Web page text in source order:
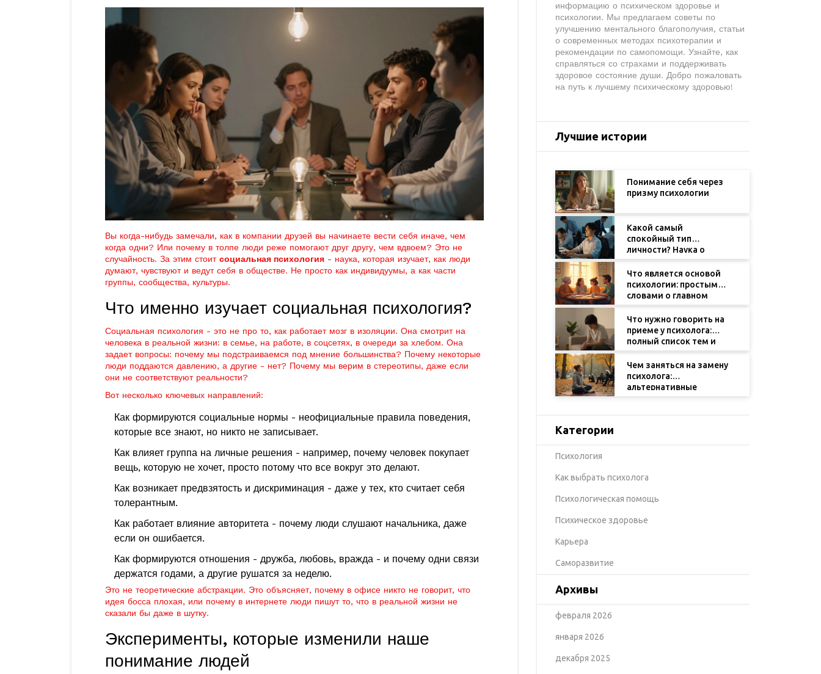
Вы когда-нибудь замечали, как в компании друзей вы начинаете вести себя иначе, чем
когда одни? Или почему в толпе люди реже помогают друг другу, чем вдвоем? Это не
случайность. За этим стоит социальная психология - наука, которая изучает, как люди
думают, чувствуют и ведут себя в обществе. Не просто как индивидуумы, а как части
группы, сообщества, культуры.
Что именно изучает социальная психология?
Социальная психология - это не про то, как работает мозг в изоляции. Она смотрит на
человека в реальной жизни: в семье, на работе, в соцсетях, в очереди за хлебом. Она
задает вопросы: почему мы подстраиваемся под мнение большинства? Почему некоторые
люди поддаются давлению, а другие - нет? Почему мы верим в стереотипы, даже если
они не соответствуют реальности?
Вот несколько ключевых направлений:
Как формируются социальные нормы - неофициальные правила поведения,
которые все знают, но никто не записывает.
Как влияет группа на личные решения - например, почему человек покупает
вещь, которую не хочет, просто потому что все вокруг это делают.
Как возникает предвзятость и дискриминация - даже у тех, кто считает себя
толерантным.
Как работает влияние авторитета - почему люди слушают начальника, даже
если он ошибается.
Как формируются отношения - дружба, любовь, вражда - и почему одни связи
держатся годами, а другие рушатся за неделю.
Это не теоретические абстракции. Это объясняет, почему в офисе никто не говорит, что
идея босса плохая, или почему в интернете люди пишут то, что в реальной жизни не
сказали бы даже в шутку.
Эксперименты, которые изменили наше
понимание людей
информацию о психическом здоровье и
психологии. Мы предлагаем советы по
улучшению ментального благополучия, статьи
о современных методах психотерапии и
рекомендации по самопомощи. Узнайте, как
справляться со страхами и поддерживать
здоровое состояние души. Добро пожаловать
на путь к лучшему психическому здоровью!
Лучшие истории
Понимание себя через
призму психологии
Какой самый
спокойный тип
личности? Наука о
нейротизме и
эмоциональной
стабильности
Что является основой
психологии: простыми
словами о главном
Что нужно говорить на
приеме у психолога:
полный список тем и
фраз, которые помогут
начать
Чем заняться на замену
психолога:
альтернативные
практики для
Категории
Психология
Как выбрать психолога
Психологическая помощь
Психическое здоровье
Карьера
Саморазвитие
Архивы
февраля 2026
января 2026
декабря 2025